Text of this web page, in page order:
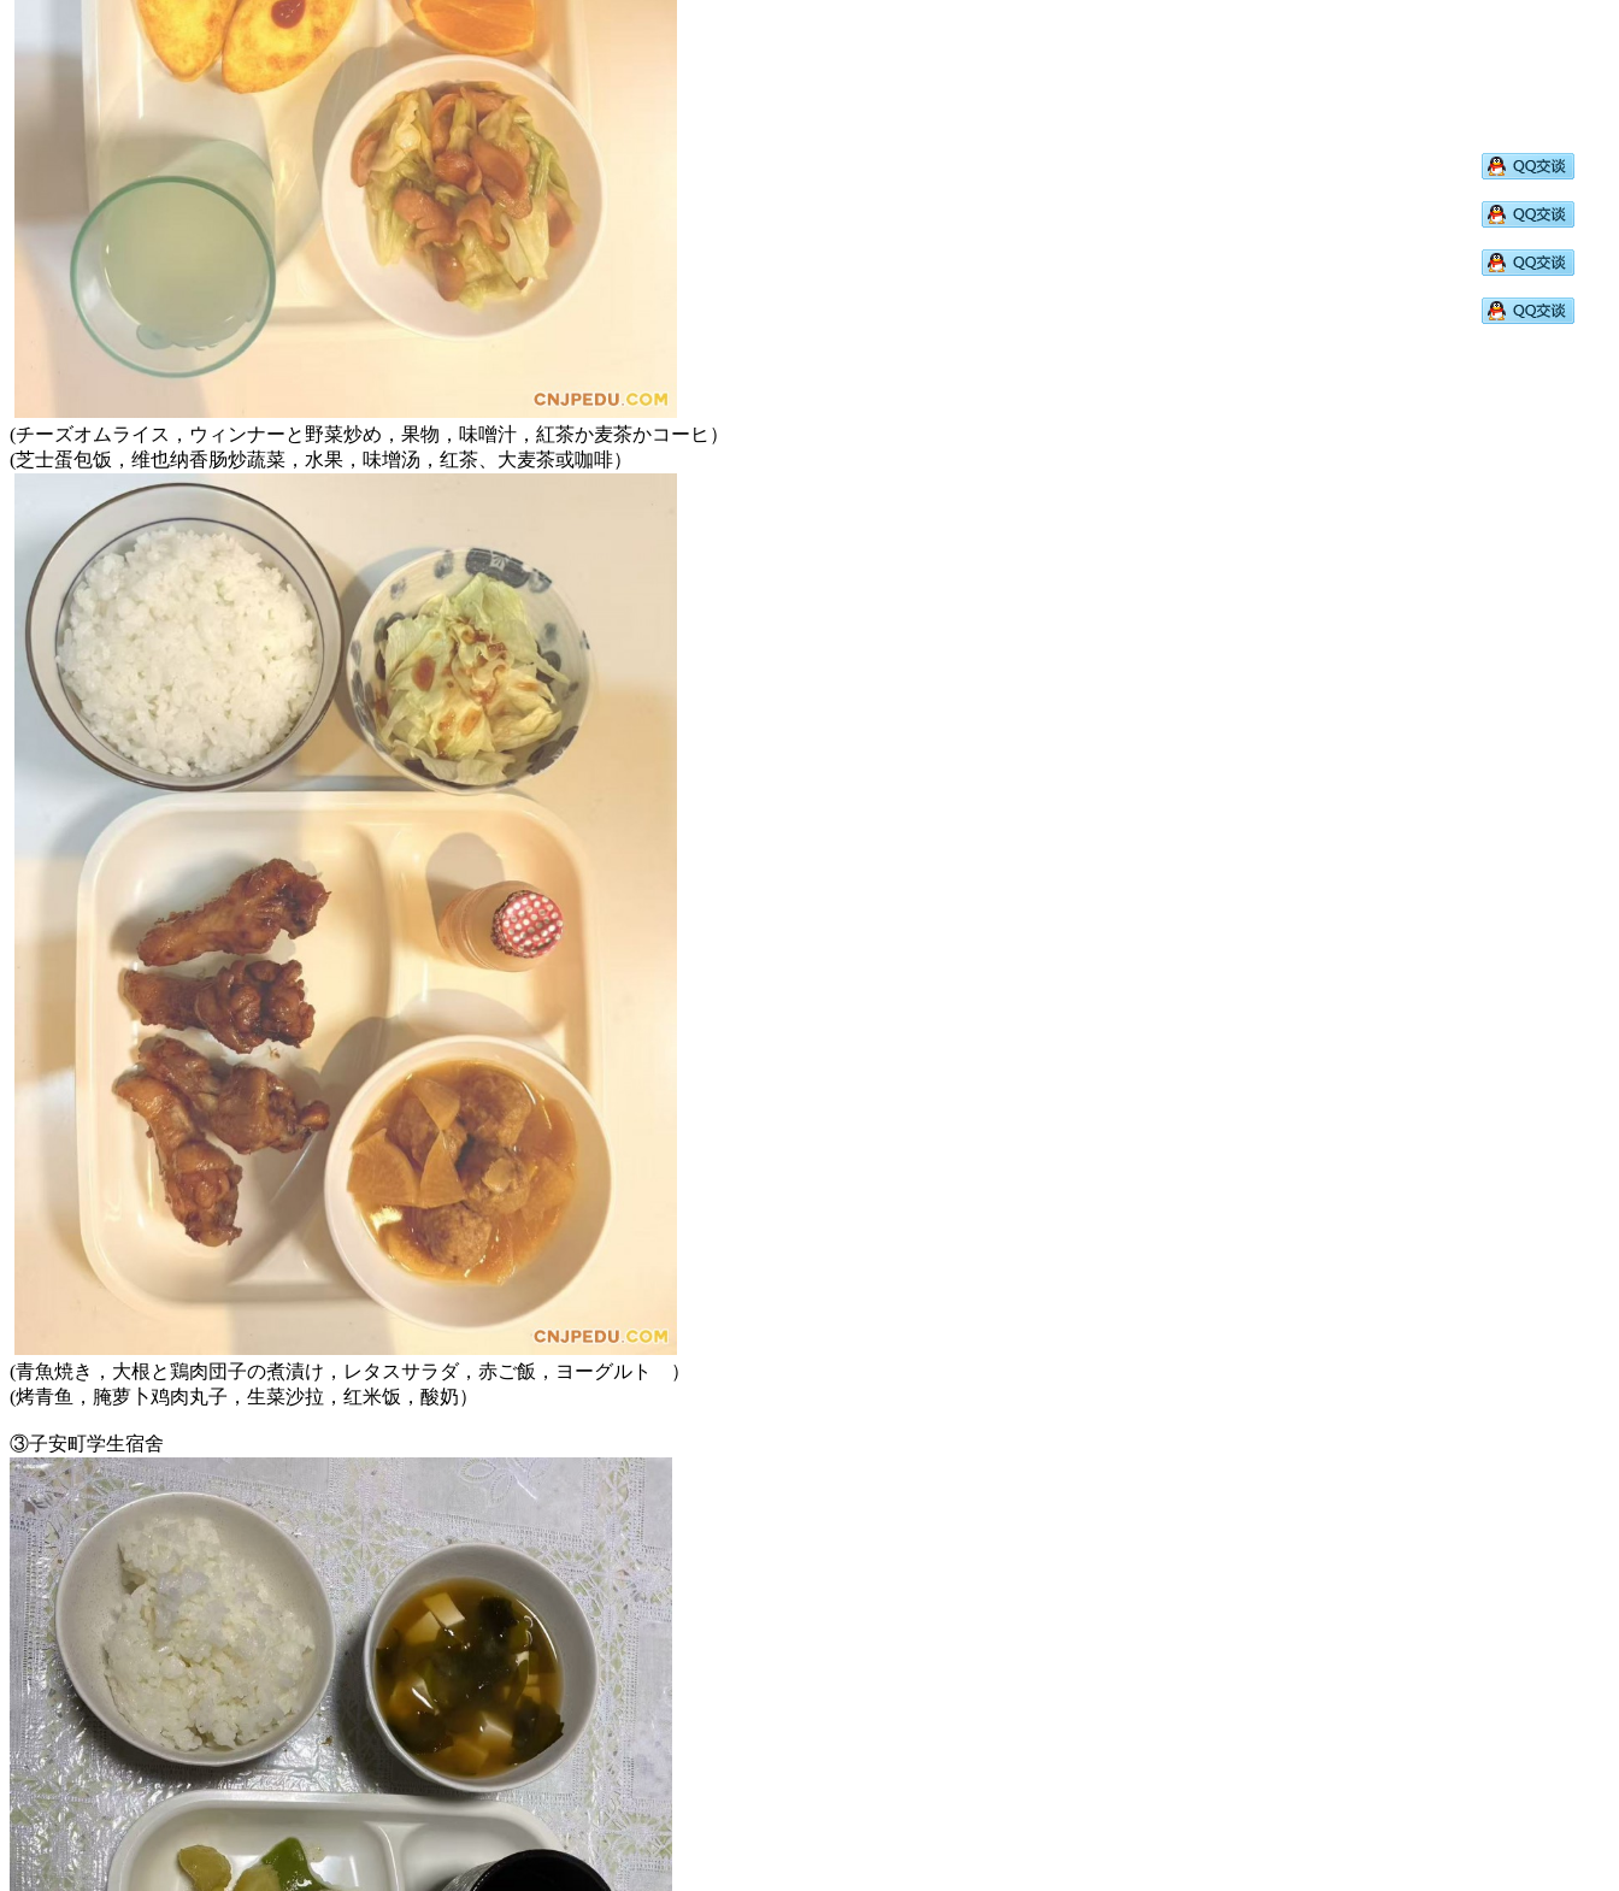
(チーズオムライス，ウィンナーと野菜炒め，果物，味噌汁，紅茶か麦茶かコーヒ）
(芝士蛋包饭，维也纳香肠炒蔬菜，水果，味增汤，红茶、大麦茶或咖啡）
(青魚焼き，大根と鶏肉団子の煮漬け，レタスサラダ，赤ご飯，ヨーグルト ）
(烤青鱼，腌萝卜鸡肉丸子，生菜沙拉，红米饭，酸奶）
③子安町学生宿舍